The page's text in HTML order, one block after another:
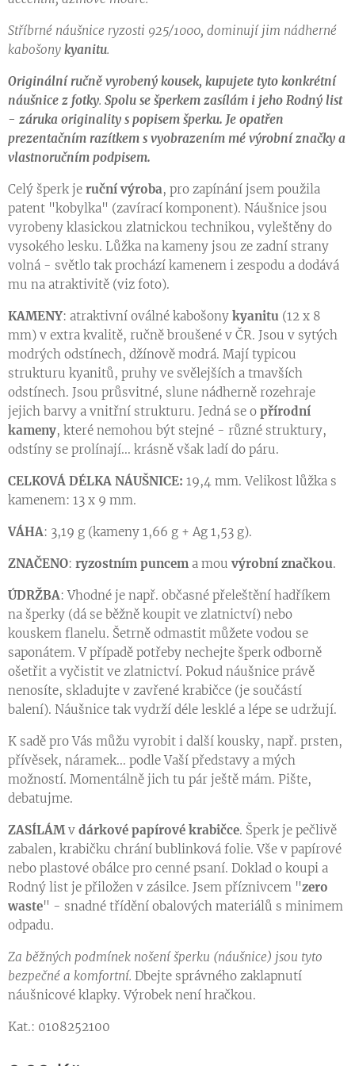
Stříbrné náušnice ryzosti 925/1000, dominují jim nádherné
kabošony kyanitu.
Originální ručně vyrobený kousek, kupujete tyto konkrétní
náušnice z fotky. Spolu se šperkem zasílám i jeho Rodný list
- záruka originality s popisem šperku. Je opatřen
prezentačním razítkem s vyobrazením mé výrobní značky a
vlastnoručním podpisem.
Celý šperk je ruční výroba, pro zapínání jsem použila
patent "kobylka" (zavírací komponent). Náušnice jsou
vyrobeny klasickou zlatnickou technikou, vyleštěny do
vysokého lesku. Lůžka na kameny jsou ze zadní strany
volná - světlo tak prochází kamenem i zespodu a dodává
mu na atraktivitě (viz foto).
KAMENY: atraktivní oválné kabošony kyanitu (12 x 8
mm) v extra kvalitě, ručně broušené v ČR. Jsou v sytých
modrých odstínech, džínově modrá. Mají typicou
strukturu kyanitů, pruhy ve svělejších a tmavších
odstínech. Jsou průsvitné, slune nádherně rozehraje
jejich barvy a vnitřní strukturu. Jedná se o přírodní
kameny, které nemohou být stejné - různé struktury,
odstíny se prolínají... krásně však ladí do páru.
CELKOVÁ DÉLKA NÁUŠNICE: 19,4 mm. Velikost lůžka s
kamenem: 13 x 9 mm.
VÁHA: 3,19 g (kameny 1,66 g + Ag 1,53 g).
ZNAČENO: ryzostním puncem a mou výrobní značkou.
ÚDRŽBA: Vhodné je např. občasné přeleštění hadříkem
na šperky (dá se běžně koupit ve zlatnictví) nebo
kouskem flanelu. Šetrně odmastit můžete vodou se
saponátem. V případě potřeby nechejte šperk odborně
ošetřit a vyčistit ve zlatnictví. Pokud náušnice právě
nenosíte, skladujte v zavřené krabičce (je součástí
balení). Náušnice tak vydrží déle lesklé a lépe se udržují.
K sadě pro Vás můžu vyrobit i další kousky, např. prsten,
přívěsek, náramek... podle Vaší představy a mých
možností. Momentálně jich tu pár ještě mám. Pište,
debatujme.
ZASÍLÁMv dárkové papírové krabičce. Šperk je pečlivě
zabalen, krabičku chrání bublinková folie. Vše v papírové
nebo plastové obálce pro cenné psaní. Doklad o koupi a
Rodný list je přiložen v zásilce. Jsem příznivcem "zero
waste" - snadné třídění obalových materiálů s minimem
odpadu.
Za běžných podmínek nošení šperku (náušnice) jsou tyto
bezpečné a komfortní. Dbejte správného zaklapnutí
náušnicové klapky. Výrobek není hračkou.
Kat.: 0108252100